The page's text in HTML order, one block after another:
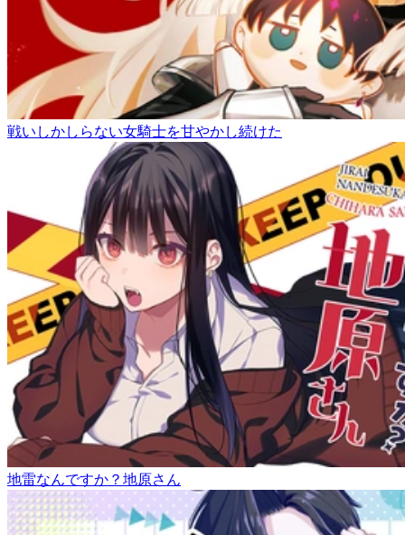
戦いしかしらない女騎士を甘やかし続けた
地雷なんですか？地原さん